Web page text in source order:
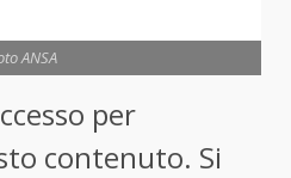
ANSA
per
contenuto. Si